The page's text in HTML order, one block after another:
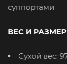
суппортами
ВЕС И
Сухой вес: